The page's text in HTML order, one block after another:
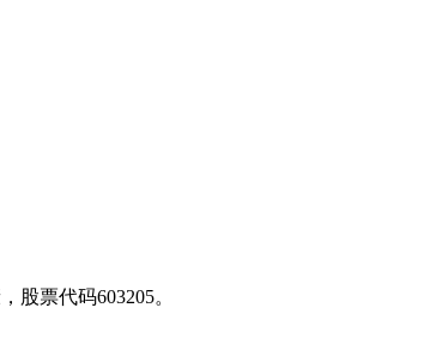
股票代码603205。